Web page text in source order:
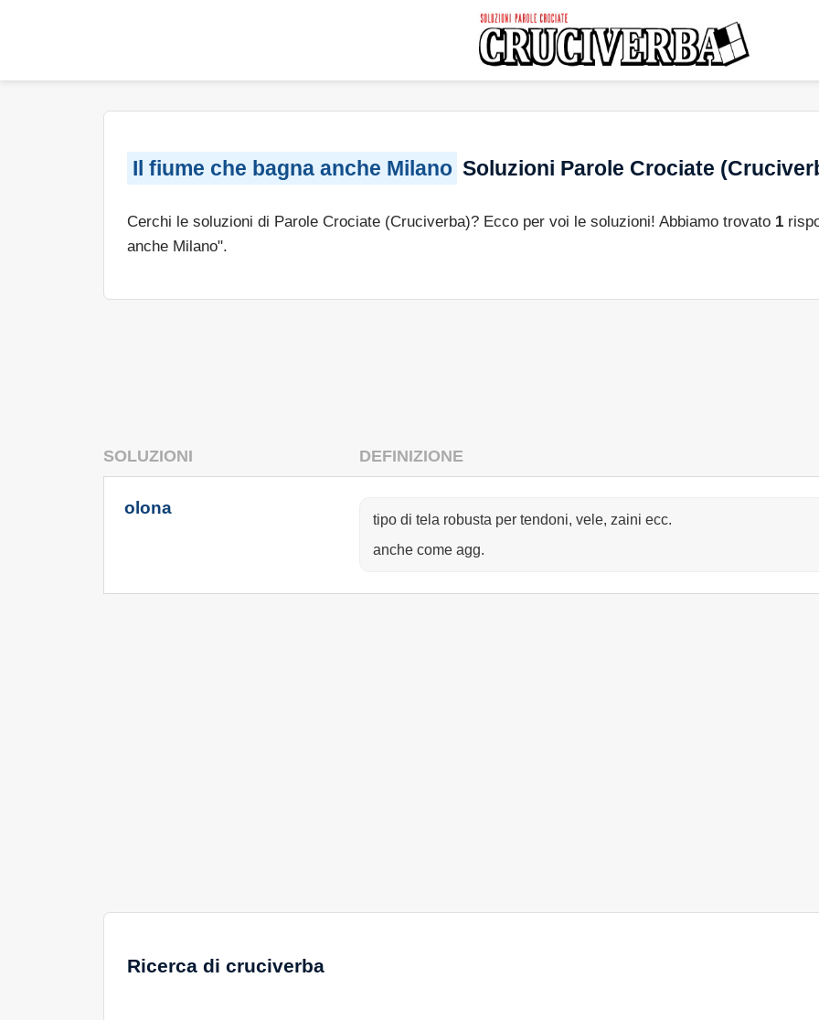
Il fiume che bagna anche Milano Soluzioni Parole Crociate
Cerchi le soluzioni di Parole Crociate (Cruciverba)? Ecco per voi le soluzioni! Abbiamo trovato 1
anche Milano".
SOLUZIONI DEFINIZIONE
olona
tipo di tela robusta per tendoni, vele, zaini ecc.
anche come agg.
Ricerca di cruciverba